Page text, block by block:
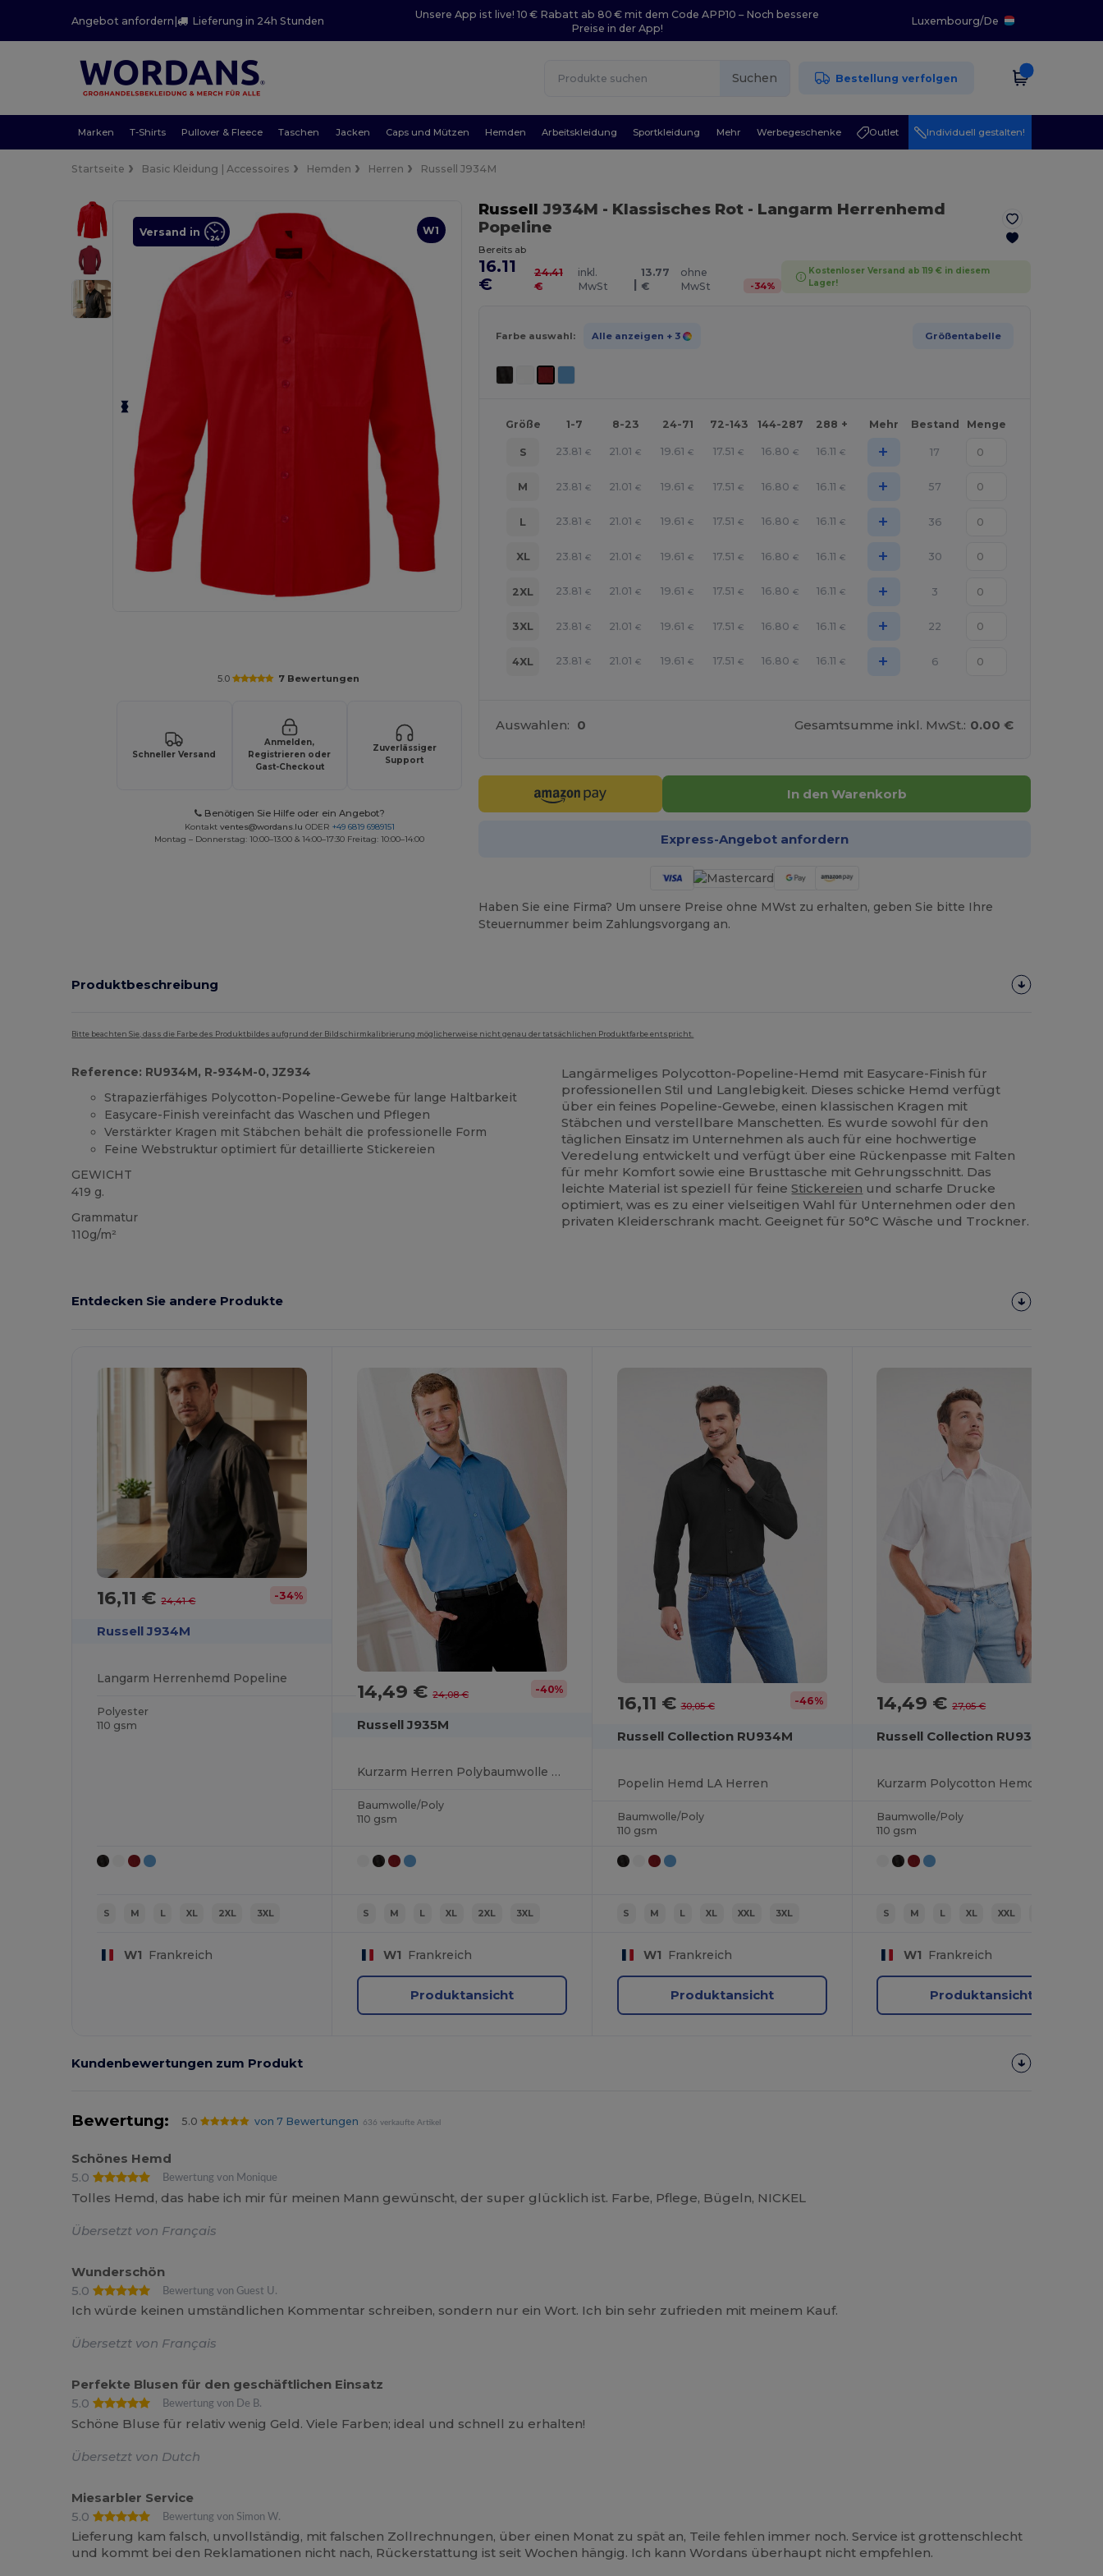
Angebot anfordern| Lieferung in 24h Stunden
Unsere App ist live! 10 € Rabatt ab 80 € mit dem Code APP10 – Noch bessere
Preise in der App!
Luxembourg/De
Suchen Bestellung verfolgen
Marken T-Shirts Pullover & Fleece Taschen Jacken Caps und Mützen Hemden Arbeitskleidung Sportkleidung Mehr Werbegeschenke Outlet Individuell gestalten!
Startseite Basic Kleidung | Accessoires Hemden Herren Russell J934M
W1
Versand in
5.0 7 Bewertungen
Schneller Versand
Anmelden,
Registrieren oder
Gast-Checkout
Zuverlässiger
Support
Benötigen Sie Hilfe oder ein Angebot?
Kontakt ventes@wordans.lu ODER +49 6819 6989151
Montag – Donnerstag: 10:00–13:00 & 14:00–17:30 Freitag: 10:00–14:00
Russell J934M - Klassisches Rot- Langarm Herrenhemd
Popeline
Bereits ab
16.11
€
24.41
€
inkl.
MwSt
|
13.77
€
ohne
MwSt
-34%
Kostenloser Versand ab 119 € in diesem
Lager!
Farbe auswahl: Alle anzeigen + 3 Größentabelle
Größe 1-7 8-23 24-71 72-143 144-287 288 + Mehr Bestand Menge
S 23.81 € 21.01 € 19.61 € 17.51 € 16.80 € 16.11 € + 17
M 23.81 € 21.01 € 19.61 € 17.51 € 16.80 € 16.11 € + 57
L 23.81 € 21.01 € 19.61 € 17.51 € 16.80 € 16.11 € + 36
XL 23.81 € 21.01 € 19.61 € 17.51 € 16.80 € 16.11 € + 30
2XL 23.81 € 21.01 € 19.61 € 17.51 € 16.80 € 16.11 € + 3
3XL 23.81 € 21.01 € 19.61 € 17.51 € 16.80 € 16.11 € + 22
4XL 23.81 € 21.01 € 19.61 € 17.51 € 16.80 € 16.11 € + 6
Auswahlen: 0 Gesamtsumme inkl. MwSt.: 0.00 €
In den Warenkorb
Express-Angebot anfordern
Haben Sie eine Firma? Um unsere Preise ohne MWst zu erhalten, geben Sie bitte Ihre
Steuernummer beim Zahlungsvorgang an.
Produktbeschreibung
Bitte beachten Sie, dass die Farbe des Produktbildes aufgrund der Bildschirmkalibrierung möglicherweise nicht genau der tatsächlichen Produktfarbe entspricht.
Reference: RU934M, R-934M-0, JZ934
Strapazierfähiges Polycotton-Popeline-Gewebe für lange Haltbarkeit
Easycare-Finish vereinfacht das Waschen und Pflegen
Verstärkter Kragen mit Stäbchen behält die professionelle Form
Feine Webstruktur optimiert für detaillierte Stickereien
GEWICHT
419 g.
Grammatur
110g/m²
Langärmeliges Polycotton-Popeline-Hemd mit Easycare-Finish für
professionellen Stil und Langlebigkeit. Dieses schicke Hemd verfügt
über ein feines Popeline-Gewebe, einen klassischen Kragen mit
Stäbchen und verstellbare Manschetten. Es wurde sowohl für den
täglichen Einsatz im Unternehmen als auch für eine hochwertige
Veredelung entwickelt und verfügt über eine Rückenpasse mit Falten
für mehr Komfort sowie eine Brusttasche mit Gehrungsschnitt. Das
leichte Material ist speziell für feineStickereien und scharfe Drucke
optimiert, was es zu einer vielseitigen Wahl für Unternehmen oder den
privaten Kleiderschrank macht. Geeignet für 50°C Wäsche und Trockner.
Entdecken Sie andere Produkte
16,11 €24,41 € -34%
Russell J934M
Langarm Herrenhemd Popeline
Polyester
110 gsm
S M L XL 2XL 3XL
W1 Frankreich
14,49 € 24,08 € -40%
Russell J935M
Kurzarm Herren Polybaumwolle Popelinehemd
Baumwolle/Poly
110 gsm
S M L XL 2XL 3XL
W1 Frankreich
Produktansicht
16,11 €30,05 € -46%
Russell Collection RU934M
Popelin Hemd LA Herren
Baumwolle/Poly
110 gsm
S M L XL XXL 3XL
W1 Frankreich
Produktansicht
14,49 €27,05 €
Russell Collection RU935M
Baumwolle/Poly
110 gsm
S M L XL XXL
W1 Frankreich
Produktansicht
Kundenbewertungen zum Produkt
Bewertung: 5.0 von 7 Bewertungen 636 verkaufte Artikel
Schönes Hemd
5.0
Bewertung von Monique
Tolles Hemd, das habe ich mir für meinen Mann gewünscht, der super glücklich ist. Farbe, Pflege, Bügeln, NICKEL
Übersetzt von Français
Wunderschön
5.0
Bewertung von Guest U.
Ich würde keinen umständlichen Kommentar schreiben, sondern nur ein Wort. Ich bin sehr zufrieden mit meinem Kauf.
Übersetzt von Français
Perfekte Blusen für den geschäftlichen Einsatz
5.0
Bewertung von De B.
Schöne Bluse für relativ wenig Geld. Viele Farben; ideal und schnell zu erhalten!
Übersetzt von Dutch
Miesarbler Service
5.0
Bewertung von Simon W.
Lieferung kam falsch, unvollständig, mit falschen Zollrechnungen, über einen Monat zu spät an, Teile fehlen immer noch. Service ist grottenschlecht
und kommt bei den Reklamationen nicht nach, Rückerstattung ist seit Wochen hängig. Ich kann Wordans überhaupt nicht empfehlen.